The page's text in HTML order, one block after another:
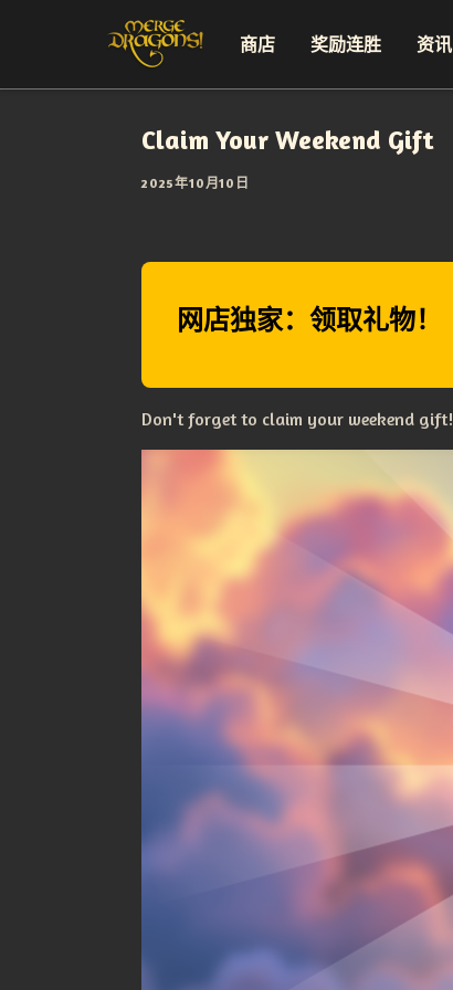
商店 奖励连胜 资讯
Claim Your Weekend Gift
2025年10月10日
网店独家：领取礼物！
Don't forget to claim your weekend gift!